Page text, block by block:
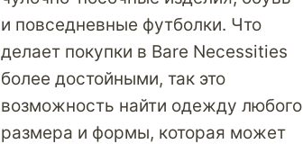
и повседневные футболки. Что
делает покупки в Bare Necessities
более достойными, так это
возможность найти одежду любого
размера и формы, которая может